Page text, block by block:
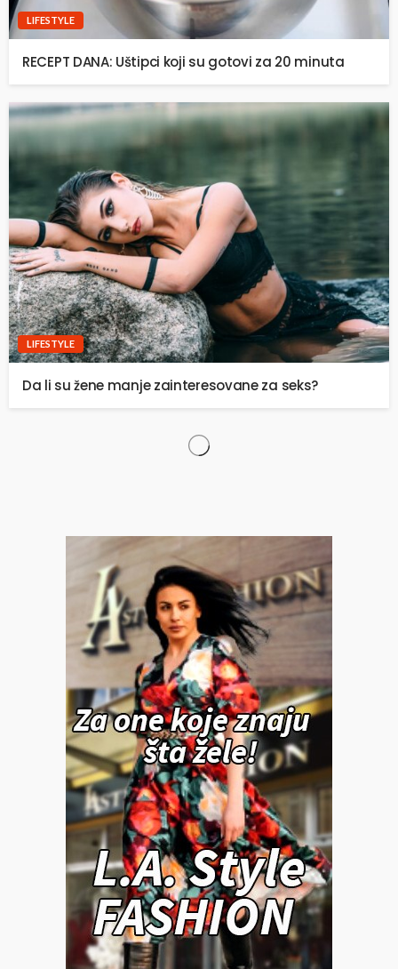
LIFESTYLE
RECEPT DANA: Uštipci koji su gotovi za 20 minuta
LIFESTYLE
Da li su žene manje zainteresovane za seks?